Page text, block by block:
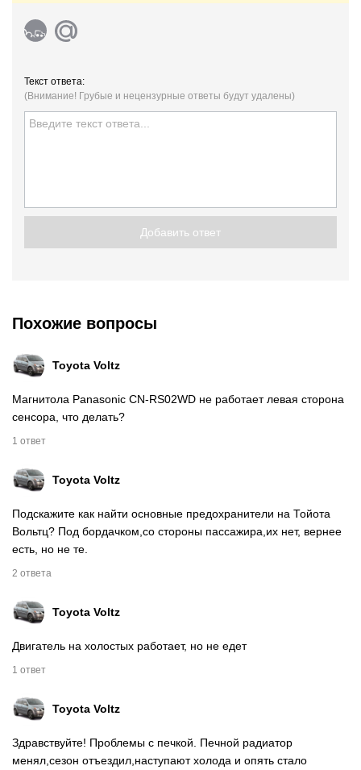
Текст ответа:
(Внимание! Грубые и нецензурные ответы будут удалены)
Добавить ответ
Похожие вопросы
Toyota Voltz
Магнитола Panasonic CN-RS02WD не работает левая сторона
сенсора, что делать?
1 ответ
Toyota Voltz
Подскажите как найти основные предохранители на Тойота
Вольтц? Под бордачком,со стороны пассажира,их нет, вернее
есть, но не те.
2 ответа
Toyota Voltz
Двигатель на холостых работает, но не едет
1 ответ
Toyota Voltz
Здравствуйте! Проблемы с печкой. Печной радиатор
менял,сезон отъездил,наступают холода и опять стало